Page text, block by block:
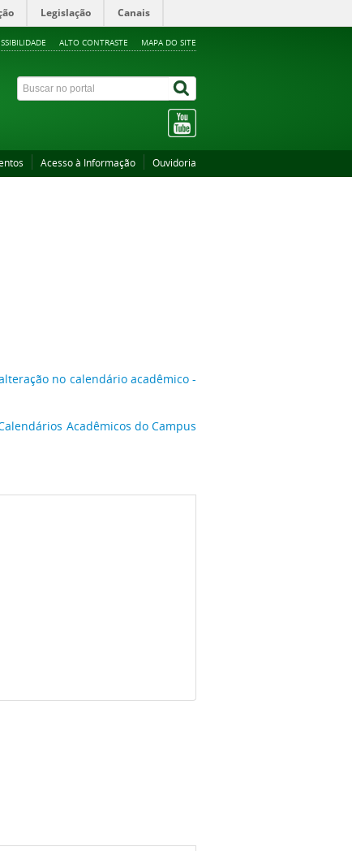
Legislação Canais
ALTO CONTRASTE MAPA DO SITE
Acesso à Informação Ouvidoria
alteração no calendário acadêmico -
Calendários Acadêmicos do Campus